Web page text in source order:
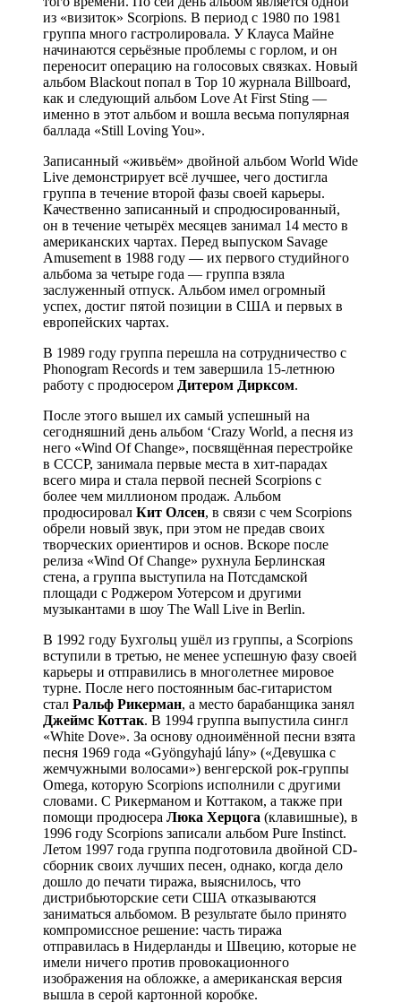
из «визиток» Scorpions. В период с 1980 по 1981
группа много гастролировала. У Клауса Майне
начинаются серьёзные проблемы с горлом, и он
переносит операцию на голосовых связках. Новый
альбом Blackout попал в Top 10 журнала Billboard,
как и следующий альбом Love At First Sting —
именно в этот альбом и вошла весьма популярная
баллада «Still Loving You».
Записанный «живьём» двойной альбом World Wide
Live демонстрирует всё лучшее, чего достигла
группа в течение второй фазы своей карьеры.
Качественно записанный и спродюсированный,
он в течение четырёх месяцев занимал 14 место в
американских чартах. Перед выпуском Savage
Amusement в 1988 году — их первого студийного
альбома за четыре года — группа взяла
заслуженный отпуск. Альбом имел огромный
успех, достиг пятой позиции в США и первых в
европейских чартах.
В 1989 году группа перешла на сотрудничество с
Phonogram Records и тем завершила 15-летнюю
работу с продюсером Дитером Дирксом.
После этого вышел их самый успешный на
сегодняшний день альбом ‘Crazy World, а песня из
него «Wind Of Change», посвящённая перестройке
в СССР, занимала первые места в хит-парадах
всего мира и стала первой песней Scorpions с
более чем миллионом продаж. Альбом
продюсировал Кит Олсен, в связи с чем Scorpions
обрели новый звук, при этом не предав своих
творческих ориентиров и основ. Вскоре после
релиза «Wind Of Change» рухнула Берлинская
стена, а группа выступила на Потсдамской
площади с Роджером Уотерсом и другими
музыкантами в шоу The Wall Live in Berlin.
В 1992 году Бухгольц ушёл из группы, а Scorpions
вступили в третью, не менее успешную фазу своей
карьеры и отправились в многолетнее мировое
турне. После него постоянным бас-гитаристом
стал Ральф Рикерман, а место барабанщика занял
Джеймс Коттак. В 1994 группа выпустила сингл
«White Dove». За основу одноимённой песни взята
песня 1969 года «Gyöngyhajú lány» («Девушка с
жемчужными волосами») венгерской рок-группы
Omega, которую Scorpions исполнили с другими
словами. С Рикерманом и Коттаком, а также при
помощи продюсера Люка Херцога (клавишные), в
1996 году Scorpions записали альбом Pure Instinct.
Летом 1997 года группа подготовила двойной CD-
сборник своих лучших песен, однако, когда дело
дошло до печати тиража, выяснилось, что
дистрибьюторские сети США отказываются
заниматься альбомом. В результате было принято
компромиссное решение: часть тиража
отправилась в Нидерланды и Швецию, которые не
имели ничего против провокационного
изображения на обложке, а американская версия
вышла в серой картонной коробке.